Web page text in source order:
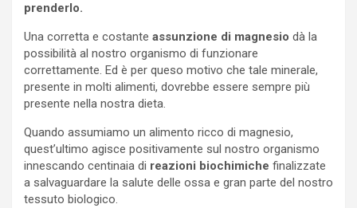
prenderlo.
Una corretta e costante assunzione di magnesio dà la
possibilità al nostro organismo di funzionare
correttamente. Ed è per queso motivo che tale minerale,
presente in molti alimenti, dovrebbe essere sempre più
presente nella nostra dieta.
Quando assumiamo un alimento ricco di magnesio,
quest’ultimo agisce positivamente sul nostro organismo
innescando centinaia di reazioni biochimiche finalizzate
a salvaguardare la salute delle ossa e gran parte del nostro
tessuto biologico.